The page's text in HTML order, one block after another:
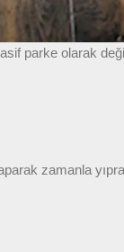
parke olarak
zamanla